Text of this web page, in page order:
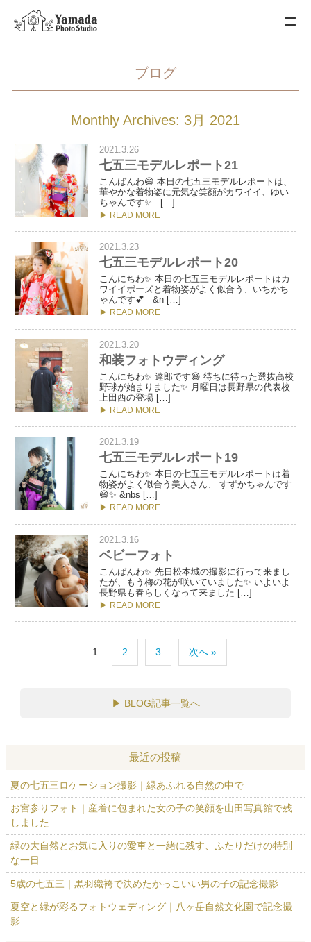
ブログ
Monthly Archives: 3月 2021
2021.3.26
七五三モデルレポート21
こんばんわ😄 本日の七五三モデルレポートは、
華やかな着物姿に元気な笑顔がカワイイ、ゆい
ちゃんです✨ […]
▶ READ MORE
2021.3.23
七五三モデルレポート20
こんにちわ✨ 本日の七五三モデルレポートはカ
ワイイポーズと着物姿がよく似合う、いちかち
ゃんです💕 &n […]
▶ READ MORE
2021.3.20
和装フォトウディング
こんにちわ✨ 達郎です😄 待ちに待った選抜高校
野球が始まりました✨ 月曜日は長野県の代表校
上田西の登場 […]
▶ READ MORE
2021.3.19
七五三モデルレポート19
こんにちわ✨ 本日の七五三モデルレポートは着
物姿がよく似合う美人さん、 すずかちゃんです
😄✨ &nbs […]
▶ READ MORE
2021.3.16
ベビーフォト
こんばんわ✨ 先日松本城の撮影に行って来まし
たが、もう梅の花が咲いていました✨ いよいよ
長野県も春らしくなって来ました […]
▶ READ MORE
1 2 3 次へ »
▶ BLOG記事一覧へ
最近の投稿
夏の七五三ロケーション撮影｜緑あふれる自然の中で
お宮参りフォト｜産着に包まれた女の子の笑顔を山田写真館で残
しました
緑の大自然とお気に入りの愛車と一緒に残す、ふたりだけの特別
な一日
5歳の七五三｜黒羽織袴で決めたかっこいい男の子の記念撮影
夏空と緑が彩るフォトウェディング｜八ヶ岳自然文化園で記念撮
影